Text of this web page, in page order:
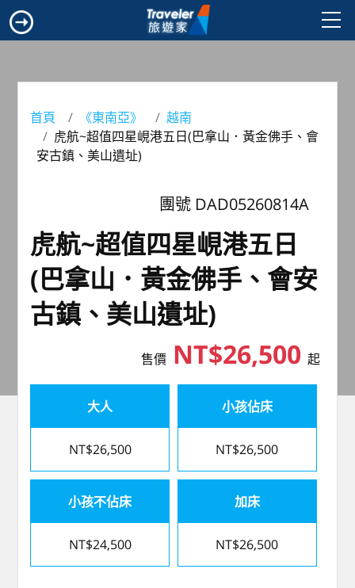
首頁 《東南亞》
越南
虎航~超值四星峴港五日(巴拿山．黃金佛手、會
安古鎮、美山遺址)
團號 DAD05260814A
虎航~超值四星峴港五日
(巴拿山．黃金佛手、會安
古鎮、美山遺址)
售價NT$26,500 起
大人
NT$26,500
小孩佔床
NT$26,500
小孩不佔床
NT$24,500
加床
NT$26,500